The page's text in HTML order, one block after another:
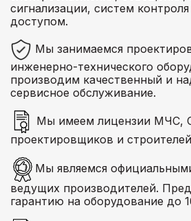
сигнализации, систем
доступом.
Мы занимаемся
инженерно-технического
производим качественный и
сервисное обслуживание.
Мы имеем лицензии МЧС,
проектировщиков и
Мы являемся
ведущих производителей.
гарантию на оборудование до